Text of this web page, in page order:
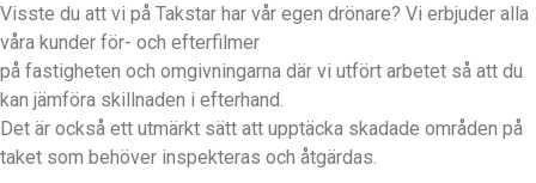
Visste du att vi på Takstar har vår egen drönare? Vi erbjuder alla
våra kunder för- och efterfilmer
på fastigheten och omgivningarna där vi utfört arbetet så att du
kan jämföra skillnaden i efterhand.
Det är också ett utmärkt sätt att upptäcka skadade områden på
taket som behöver inspekteras och åtgärdas.